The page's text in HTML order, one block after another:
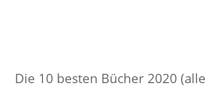
Die 10 besten Bücher 2020 (alle